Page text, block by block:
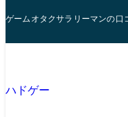
ゲームオタクサラリーマンの口
ハドゲー